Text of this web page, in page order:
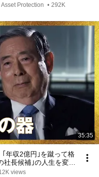
Protection • 292K
35:35
｢年収2億円｣を蹴って格
長候補｣の人生を変え
ーダーの器】
views